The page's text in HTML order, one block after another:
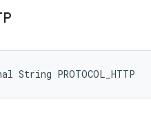
PROTOCOL_HTTP